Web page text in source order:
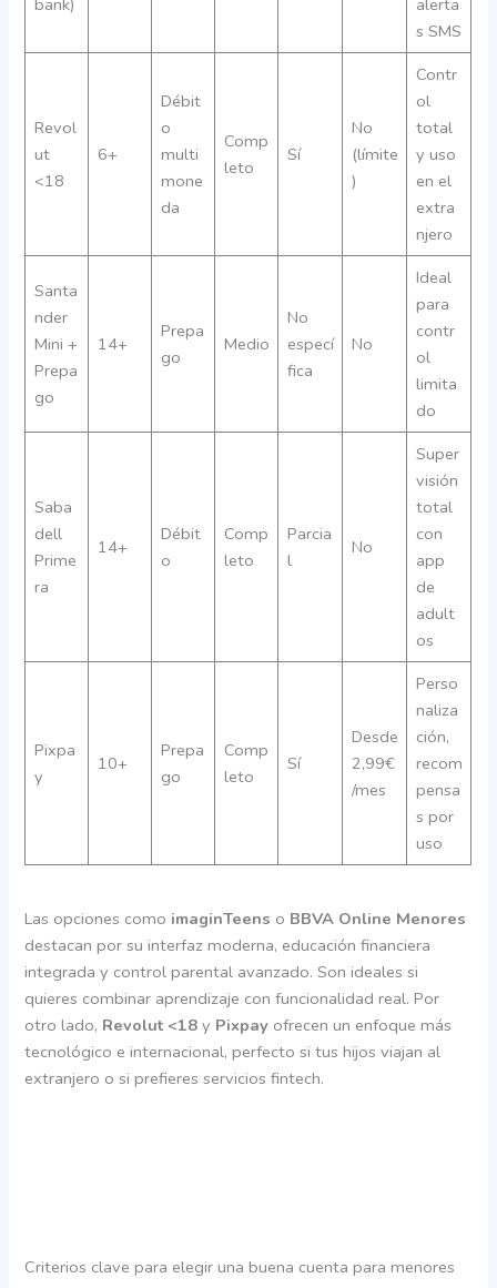
s SMS
Revol
ut
<18
6+
Débit
o
multi
mone
da
Comp
leto
Sí
No
(límite
)
Contr
ol
total
y uso
en el
extra
njero
Santa
nder
Mini +
Prepa
go
14+
Prepa
go
Medio
No
especí
fica
No
Ideal
para
contr
ol
limita
do
Saba
dell
Prime
ra
14+
Débit
o
Comp
leto
Parcia
l
No
Super
visión
total
con
app
de
adult
os
Pixpa
y
10+
Prepa
go
Comp
leto
Sí
Desde
2,99€
/mes
Perso
naliza
ción,
recom
pensa
s por
uso
Las opciones como imaginTeens o BBVA Online Menores
destacan por su interfaz moderna, educación financiera
integrada y control parental avanzado. Son ideales si
quieres combinar aprendizaje con funcionalidad real. Por
otro lado, Revolut <18 y Pixpay ofrecen un enfoque más
tecnológico e internacional, perfecto si tus hijos viajan al
extranjero o si prefieres servicios fintech.
Criterios clave para elegir una buena cuenta para menores